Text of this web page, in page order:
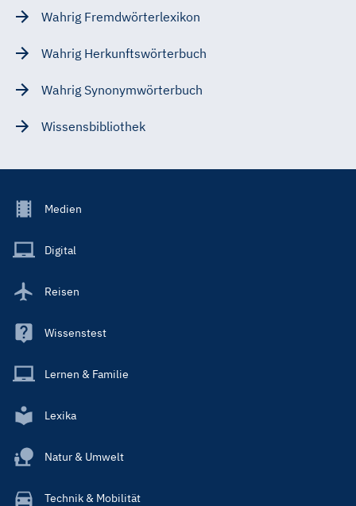
Wahrig Fremdwörterlexikon
Wahrig Herkunftswörterbuch
Wahrig Synonymwörterbuch
Wissensbibliothek
Footer
Main
Medien
Digital
Reisen
Wissenstest
Lernen & Familie
Lexika
Natur & Umwelt
Technik & Mobilität